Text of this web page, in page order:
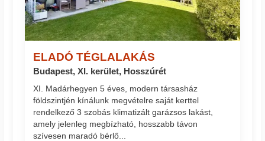
ELADÓ TÉGLALAKÁS
Budapest, XI. kerület, Hosszúrét
XI. Madárhegyen 5 éves, modern társasház
földszintjén kínálunk megvételre saját kerttel
rendelkező 3 szobás klimatizált garázsos lakást,
amely jelenleg megbízható, hosszabb távon
szívesen maradó bérlő...